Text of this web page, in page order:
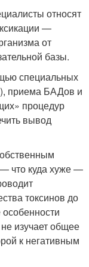
относят
—
от
базы.
специальных
приема БАДов и
процедур
вывод
что куда хуже —
токсинов до
изучает общее
к негативным